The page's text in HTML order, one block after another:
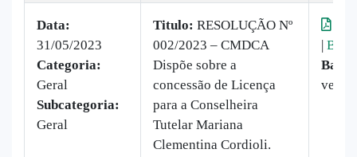
Data:
31/05/2023
Categoria:
Geral
Subcategoria:
Geral
Titulo: ​RESOLUÇÃO Nº
002/2023 – CMDCA
Dispõe sobre a
concessão de Licença
para a Conselheira
Tutelar Mariana
Clementina Cordioli.
|
vezes